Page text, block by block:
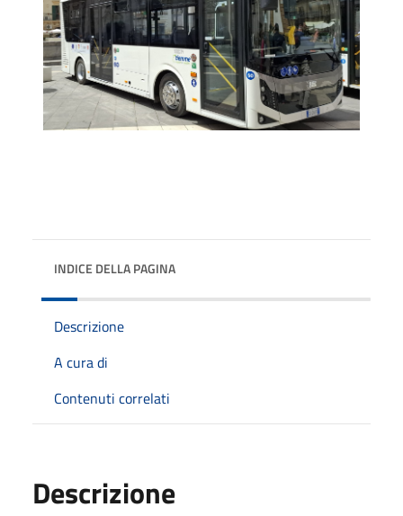
INDICE DELLA PAGINA
Descrizione
A cura di
Contenuti correlati
Descrizione